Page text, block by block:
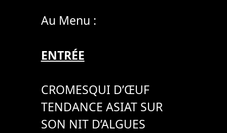
Au Menu :
ENTRÉE
CROMESQUI D’ŒUF
TENDANCE ASIAT SUR
SON NIT D’ALGUES